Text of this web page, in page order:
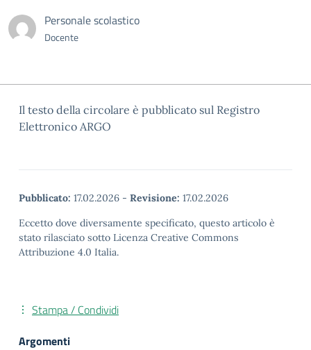
Personale scolastico
Docente
Il testo della circolare è pubblicato sul Registro
Elettronico ARGO
Pubblicato: 17.02.2026 - Revisione: 17.02.2026
Eccetto dove diversamente specificato, questo articolo è
stato rilasciato sotto Licenza Creative Commons
Attribuzione 4.0 Italia.
Stampa / Condividi
Argomenti